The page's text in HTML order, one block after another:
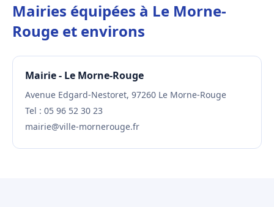
Mairies équipées à Le Morne-
Rouge et environs
Mairie - Le Morne-Rouge
Avenue Edgard-Nestoret, 97260 Le Morne-Rouge
Tel : 05 96 52 30 23
mairie@ville-mornerouge.fr